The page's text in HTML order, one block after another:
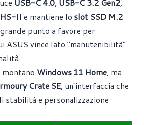
USB-C 4.0, USB-C 3.2 Gen2,
II e mantiene lo slot SSD M.2
punto a favore per
ASUS vince lato “manutenibilità”.
Windows 11 Home, ma
Crate SE, un’interfaccia che
stabilità e personalizzazione